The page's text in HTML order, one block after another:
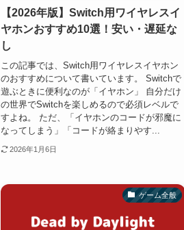
【2026年版】Switch用ワイヤレスイ
ヤホンおすすめ10選！安い・遅延な
し
この記事では、Switch用ワイヤレスイヤホン
のおすすめについて書いています。 Switchで
遊ぶときに便利なのが「イヤホン」 自分だけ
の世界でSwitchを楽しめるので必須レベルで
すよね。 ただ、「イヤホンのコードが邪魔に
なってしまう」「コードが絡まりやす...
2026年1月6日
ゲーム全般